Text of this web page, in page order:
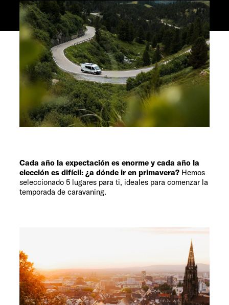
Cada año la expectación es enorme y cada año la
elección es difícil: ¿a dónde ir en primavera? Hemos
seleccionado 5 lugares para ti, ideales para comenzar la
temporada de caravaning.